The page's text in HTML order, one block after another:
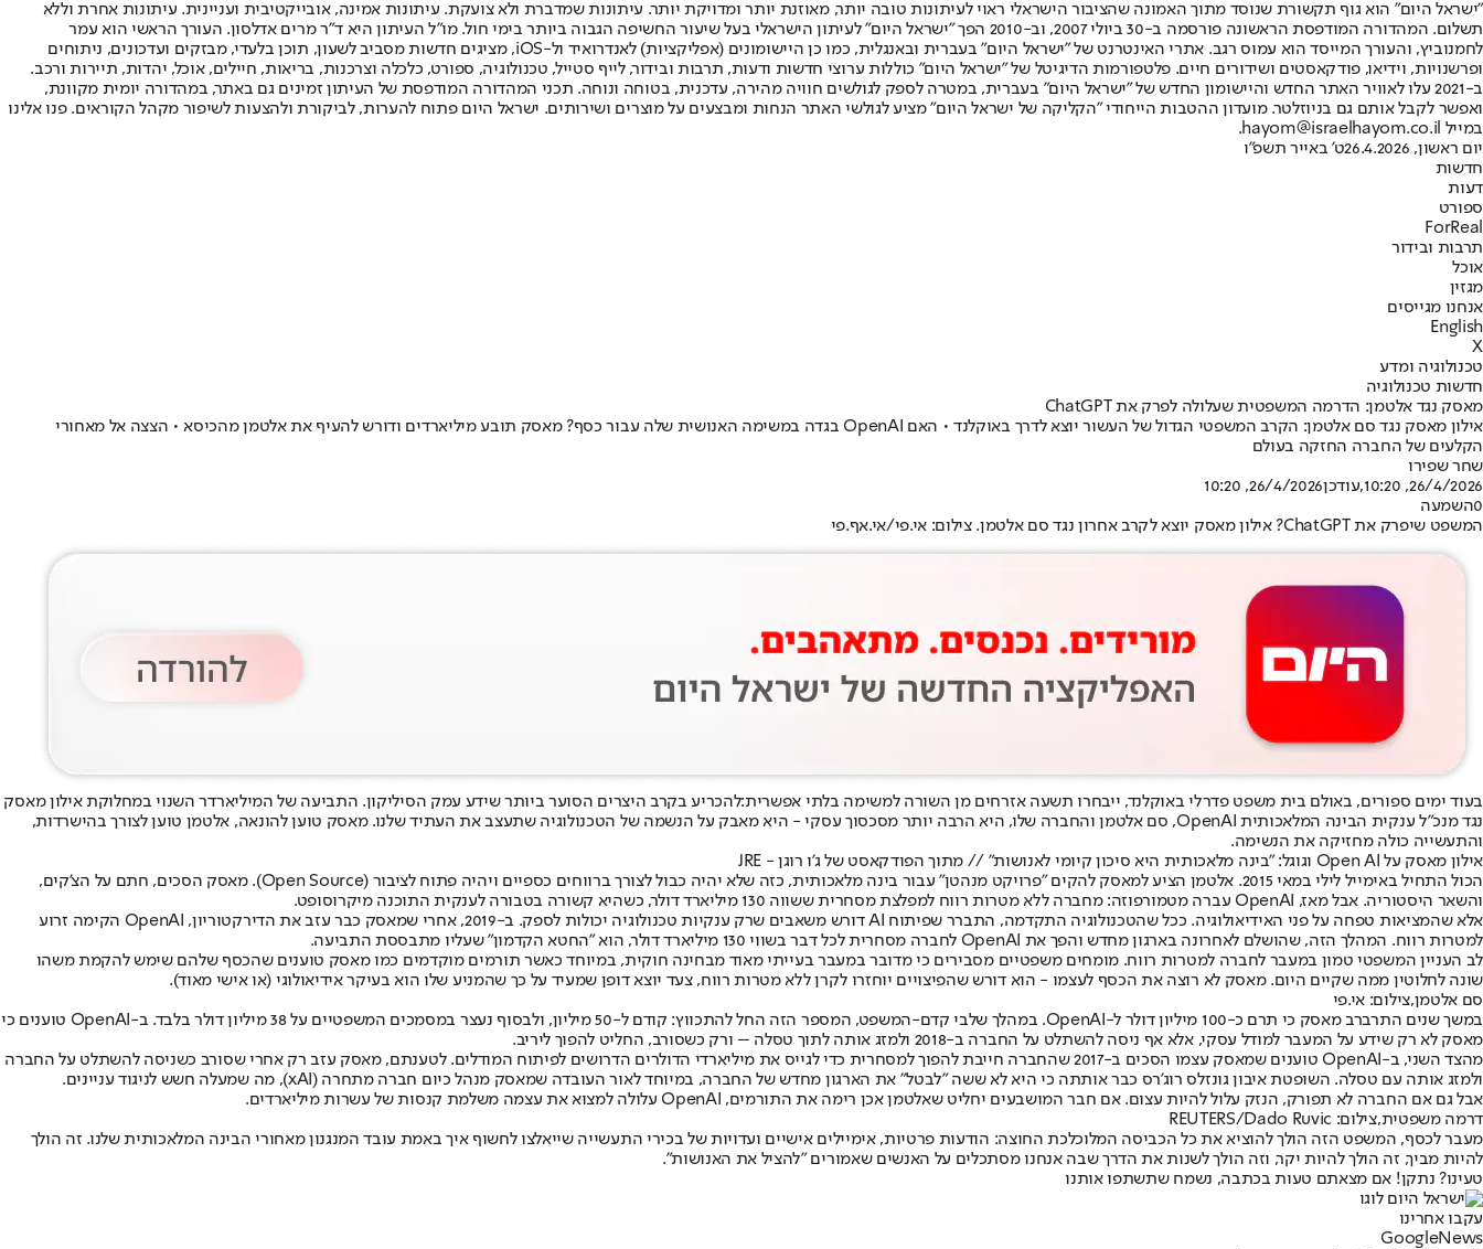
"ישראל היום" הוא גוף תקשורת שנוסד מתוך האמונה שהציבור הישראלי ראוי לעיתונות טובה יותר, מאוזנת יותר ומדויקת יותר. עיתונות שמדברת ולא צועקת. עיתונות אמינה, אובייקטיבית ועניינית. עיתונות אחרת וללא
תשלום. המהדורה המודפסת הראשונה פורסמה ב-30 ביולי 2007, וב-2010 הפך "ישראל היום" לעיתון הישראלי בעל שיעור החשיפה הגבוה ביותר בימי חול. מו"ל העיתון היא ד"ר מרים אדלסון. העורך הראשי הוא עמר
לחמנוביץ, והעורך המייסד הוא עמוס רגב. אתרי האינטרנט של "ישראל היום" בעברית ובאנגלית, כמו כן היישומונים (אפליקציות) לאנדרואיד ול-iOS, מציגים חדשות מסביב לשעון, תוכן בלעדי, מבזקים ועדכונים, ניתוחים
ופרשנויות, וידיאו, פודקאסטים ושידורים חיים. פלטפורמות הדיגיטל של "ישראל היום" כוללות ערוצי חדשות ודעות, תרבות ובידור, לייף סטייל, טכנולוגיה, ספורט, כלכלה וצרכנות, בריאות, חיילים, אוכל, יהדות, תיירות ורכב.
ב-2021 עלו לאוויר האתר החדש והיישומון החדש של "ישראל היום" בעברית, במטרה לספק לגולשים חוויה מהירה, עדכנית, בטוחה ונוחה. תכני המהדורה המודפסת של העיתון זמינים גם באתר, במהדורה יומית מקוונת,
ואפשר לקבל אותם גם בניוזלטר. מועדון ההטבות הייחודי "הקליקה של ישראל היום" מציע לגולשי האתר הנחות ומבצעים על מוצרים ושירותים. ישראל היום פתוח להערות, לביקורת ולהצעות לשיפור מקהל הקוראים. פנו אלינו
במייל hayom@israelhayom.co.il.
יום ראשון, 26.4.2026
ט' באייר תשפ"ו
חדשות
דעות
ספורט
ForReal
תרבות ובידור
אוכל
מגזין
אנחנו מגייסים
English
X
טכנולוגיה ומדע
חדשות טכנולוגיה
מאסק נגד אלטמן: הדרמה המשפטית שעלולה לפרק את ChatGPT
אילון מאסק נגד סם אלטמן: הקרב המשפטי הגדול של העשור יוצא לדרך באוקלנד • האם OpenAI בגדה במשימה האנושית שלה עבור כסף? מאסק תובע מיליארדים ודורש להעיף את אלטמן מהכיסא • הצצה אל מאחורי
הקלעים של החברה החזקה בעולם
שחר שפירו
26/4/2026, 10:20
,עודכן26/4/2026, 10:20
0השמעה
המשפט שיפרק את ChatGPT? אילון מאסק יוצא לקרב אחרון נגד סם אלטמן. צילום: אי.פי/אי.אף.פי
בעוד ימים ספורים, באולם בית משפט פדרלי באוקלנד, ייבחרו תשעה אזרחים מן השורה למשימה בלתי אפשרית:להכריע בקרב היצרים הסוער ביותר שידע עמק הסיליקון. התביעה של המיליארדר השנוי במחלוקת אילון מאסק
נגד מנכ"ל ענקית הבינה המלאכותית OpenAI, סם אלטמן והחברה שלו, היא הרבה יותר מסכסוך עסקי - היא מאבק על הנשמה של הטכנולוגיה שתעצב את העתיד שלנו. מאסק טוען להונאה, אלטמן טוען לצורך בהישרדות,
והתעשייה כולה מחזיקה את הנשימה.
אילון מאסק על Open AI וגוגל: "בינה מלאכותית היא סיכון קיומי לאנושות" // מתוך הפודקאסט של ג'ו רוגן - JRE
הכול התחיל באימייל לילי במאי 2015. אלטמן הציע למאסק להקים "פרויקט מנהטן" עבור בינה מלאכותית, כזה שלא יהיה כבול לצורך ברווחים כספיים ויהיה פתוח לציבור (Open Source). מאסק הסכים, חתם על הצ'קים,
והשאר היסטוריה. אבל מאז, OpenAI עברה מטמורפוזה: מחברה ללא מטרות רווח למפלצת מסחרית ששווה 130 מיליארד דולר, כשהיא קשורה בטבורה לענקית התוכנה מיקרוסופט.
אלא שהמציאות טפחה על פני האידיאולוגיה. ככל שהטכנולוגיה התקדמה, התברר שפיתוח AI דורש משאבים שרק ענקיות טכנולוגיה יכולות לספק. ב-2019, אחרי שמאסק כבר עזב את הדירקטוריון, OpenAI הקימה זרוע
למטרות רווח. המהלך הזה, שהושלם לאחרונה בארגון מחדש והפך את OpenAI לחברה מסחרית לכל דבר בשווי 130 מיליארד דולר, הוא "החטא הקדמון" שעליו מתבססת התביעה.
לב העניין המשפטי טמון במעבר לחברה למטרות רווח. מומחים משפטיים מסבירים כי מדובר במעבר בעייתי מאוד מבחינה חוקית, במיוחד כאשר תורמים מוקדמים כמו מאסק טוענים שהכסף שלהם שימש להקמת משהו
שונה לחלוטין ממה שקיים היום. מאסק לא רוצה את הכסף לעצמו - הוא דורש שהפיצויים יוחזרו לקרן ללא מטרות רווח, צעד יוצא דופן שמעיד על כך שהמניע שלו הוא בעיקר אידיאולוגי (או אישי מאוד).
סם אלטמן,צילום: אי.פי
במשך שנים התרברב מאסק כי תרם כ-100 מיליון דולר ל-OpenAI. במהלך שלבי קדם-המשפט, המספר הזה החל להתכווץ: קודם ל-50 מיליון, ולבסוף נעצר במסמכים המשפטיים על 38 מיליון דולר בלבד. ב-OpenAI טוענים כי
מאסק לא רק שידע על המעבר למודל עסקי, אלא אף ניסה להשתלט על החברה ב-2018 ולמזג אותה לתוך טסלה – ורק כשסורב, החליט להפוך ליריב.
מהצד השני, ב-OpenAI טוענים שמאסק עצמו הסכים ב-2017 שהחברה חייבת להפוך למסחרית כדי לגייס את מיליארדי הדולרים הדרושים לפיתוח המודלים. לטענתם, מאסק עזב רק אחרי שסורב כשניסה להשתלט על החברה
ולמזג אותה עם טסלה. השופטת איבון גונזלס רוג'רס כבר אותתה כי היא לא ששה "לבטל" את הארגון מחדש של החברה, במיוחד לאור העובדה שמאסק מנהל כיום חברה מתחרה (xAI), מה שמעלה חשש לניגוד עניינים.
אבל גם אם החברה לא תפורק, הנזק עלול להיות עצום. אם חבר המושבעים יחליט שאלטמן אכן רימה את התורמים, OpenAI עלולה למצוא את עצמה משלמת קנסות של עשרות מיליארדים.
דרמה משפטית,צילום: REUTERS/Dado Ruvic
מעבר לכסף, המשפט הזה הולך להוציא את כל הכביסה המלוכלכת החוצה: הודעות פרטיות, אימיילים אישיים ועדויות של בכירי התעשייה שייאלצו לחשוף איך באמת עובד המנגנון מאחורי הבינה המלאכותית שלנו. זה הולך
להיות מביך, זה הולך להיות יקר, וזה הולך לשנות את הדרך שבה אנחנו מסתכלים על האנשים שאמורים "להציל את האנושות".
טעינו? נתקן! אם מצאתם טעות בכתבה, נשמח שתשתפו אותנו
עקבו אחרינו
Googl eNews